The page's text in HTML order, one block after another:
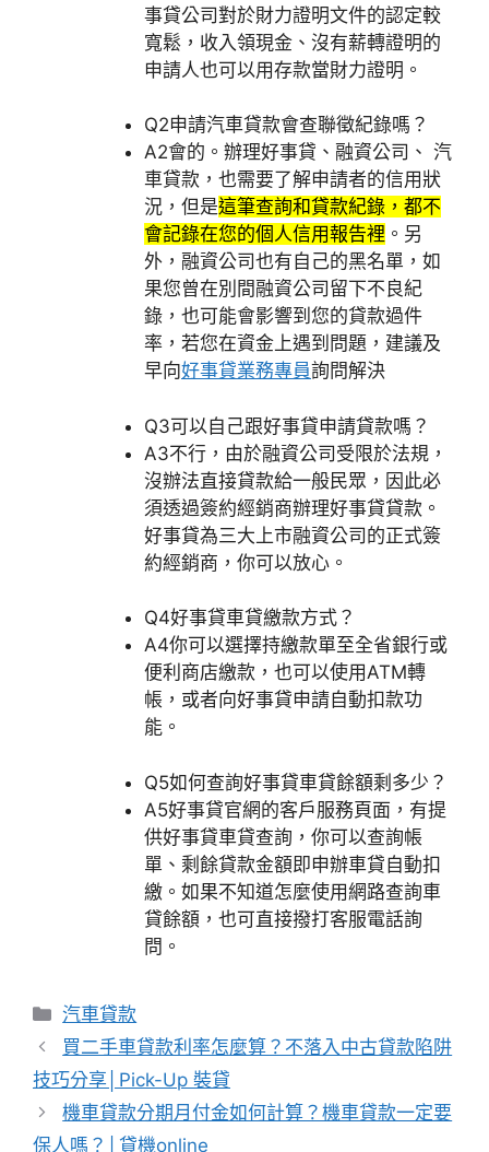
事貸公司對於財力證明文件的認定較
寬鬆，收入領現金、沒有薪轉證明的
申請人也可以用存款當財力證明。
Q2申請汽車貸款會查聯徵紀錄嗎？
A2會的。辦理好事貸、融資公司、 汽
車貸款，也需要了解申請者的信用狀
況，但是這筆查詢和貸款紀錄，都不
會記錄在您的個人信用報告裡 。另
外，融資公司也有自己的黑名單，如
果您曾在別間融資公司留下不良紀
錄，也可能會影響到您的貸款過件
率，若您在資金上遇到問題，建議及
早向好事貸業務專員詢問解決
Q3可以自己跟好事貸申請貸款嗎？
A3不行，由於融資公司受限於法規，
沒辦法直接貸款給一般民眾，因此必
須透過簽約經銷商辦理好事貸貸款。
好事貸為三大上市融資公司的正式簽
約經銷商，你可以放心。
Q4好事貸車貸繳款方式？
A4你可以選擇持繳款單至全省銀行或
便利商店繳款，也可以使用ATM轉
帳，或者向好事貸申請自動扣款功
能。
Q5如何查詢好事貸車貸餘額剩多少？
A5好事貸官網的客戶服務頁面，有提
供好事貸車貸查詢，你可以查詢帳
單、剩餘貸款金額即申辦車貸自動扣
繳。如果不知道怎麼使用網路查詢車
貸餘額，也可直接撥打客服電話詢
問。
分
類
汽車貸款
買二手車貸款利率怎麼算？不落入中古貸款陷阱
技巧分享│Pick-Up 裝貸
機車貸款分期月付金如何計算？機車貸款一定要
保人嗎？│貸機online